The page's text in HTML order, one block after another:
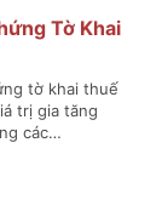
Tờ Khai
tờ khai thuế
trị gia tăng
các…